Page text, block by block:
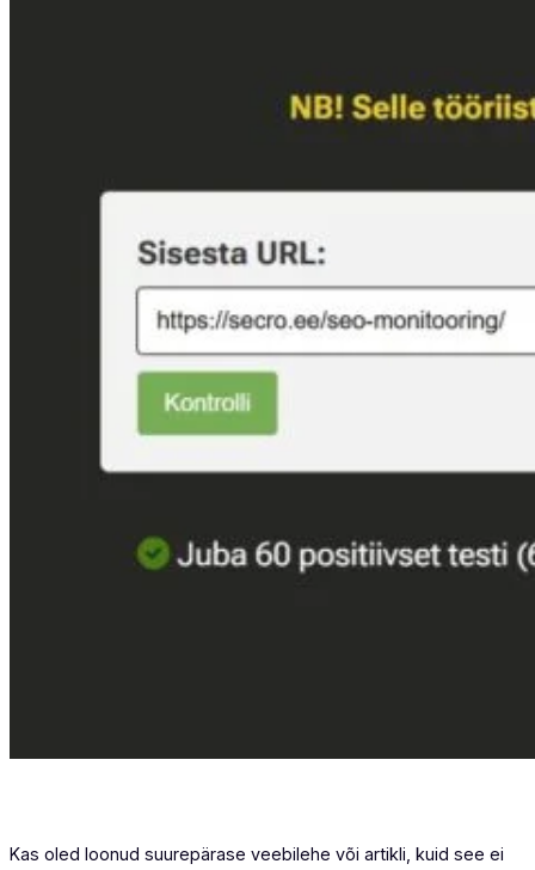
Kas oled loonud suurepärase veebilehe või artikli, kuid see ei